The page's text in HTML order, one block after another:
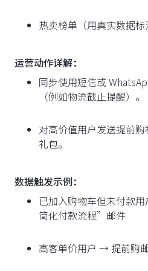
热卖榜单（用真实数据
运营动作详解：
同步使用短信或
（例如物流截止提醒）。
对高价值用户发送提前
礼包。
数据触发示例：
已加入购物车但未付款
简化付款流程”邮件
高客单价用户 → 提前购